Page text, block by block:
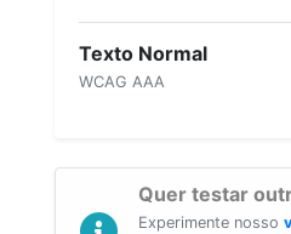
Texto Normal
WCAG AAA
Quer testar
Experimente nosso